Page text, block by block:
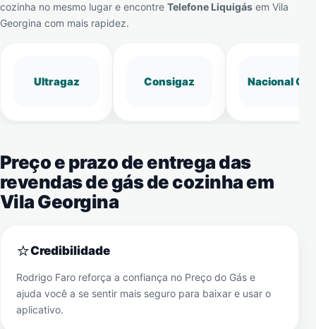
cozinha no mesmo lugar e encontre Telefone Liquigás em Vila
Georgina com mais rapidez.
Ultragaz Consigaz Nacional Gás
Preço e prazo de entrega das
revendas de gás de cozinha em
Vila Georgina
⭐Credibilidade
Rodrigo Faro reforça a confiança no Preço do Gás e
ajuda você a se sentir mais seguro para baixar e usar o
aplicativo.